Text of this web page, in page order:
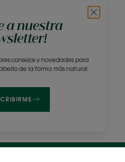
a nuestra
consejos y novedades para
de la forma más natural
purificante
¿Qué significa la
Contacto